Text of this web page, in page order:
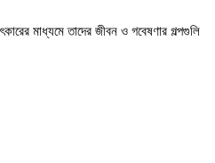
মাধ্যমে তাদের জীবন ও গবেষণার গল্পগুলি